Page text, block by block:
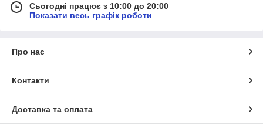
Сьогодні працює з 10:00 до 20:00
Показати весь графік роботи
Про нас
Контакти
Доставка та оплата